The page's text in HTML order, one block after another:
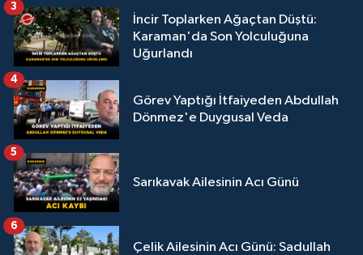
İncir Toplarken Ağaçtan Düştü:
Karaman'da Son Yolculuğuna
Uğurlandı
3
Görev Yaptığı İtfaiyeden Abdullah
Dönmez'e Duygusal Veda
4
Sarıkavak Ailesinin Acı Günü
5
Çelik Ailesinin Acı Günü: Sadullah
6